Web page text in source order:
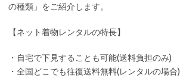
の種類」をご紹介します。
【ネット着物レンタルの特長】
・ 自宅で下見することも可能(送料負担のみ)
・全国どこでも往復送料無料(レンタルの場合)